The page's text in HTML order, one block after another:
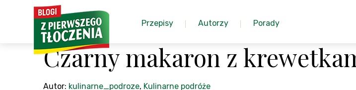
Przepisy Autorzy Porady
Czarny makaron z
Autor: kulinarne_podroze, Kulinarne podróże